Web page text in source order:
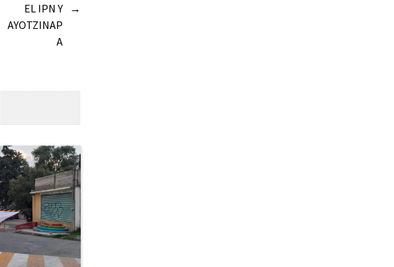
→
EL IPN Y
AYOTZINAP
A